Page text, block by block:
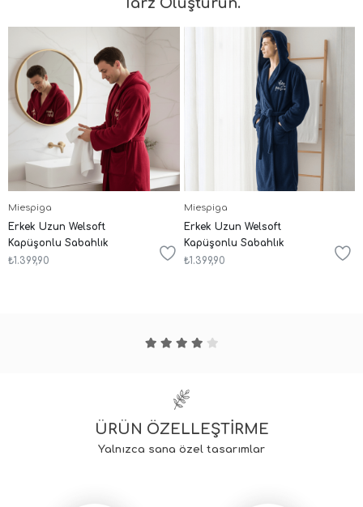
Miespiga
Erkek Uzun Welsoft
Kapüşonlu Sabahlık
₺1.399,90
Miespiga
Erkek Uzun Welsoft
Kapüşonlu Sabahlık
₺1.399,90
ÜRÜN ÖZELLEŞTİRME
Yalnızca sana özel tasarımlar